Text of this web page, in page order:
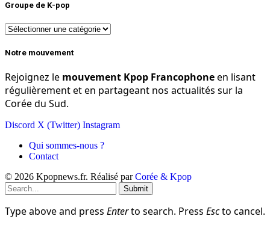
Groupe de K-pop
Groupe
K-
Notre mouvement
Rejoignez le mouvement Kpop Francophoneen lisant
régulièrement et en partageant nos actualités sur la
Corée du Sud.
Discord X (Twitter) Instagram
Qui sommes-nous ?
Contact
© 2026 Kpopnews.fr. Réalisé parCorée & Kpop
Submit
Type above and press Enterto search. Press Escto cancel.